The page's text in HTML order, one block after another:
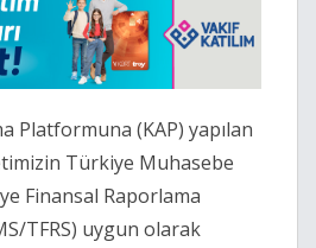
Platformuna (KAP) yapılan
Türkiye Muhasebe
Finansal Raporlama
TFRS) uygun olarak